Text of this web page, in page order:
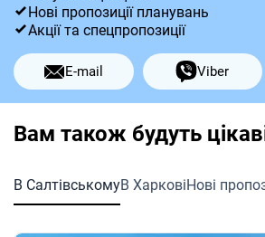
Нові пропозиції планувань
Акції та спецпропозиції
E-mail Viber
Вам також будуть
В СалтівськомуВ ХарковіНові